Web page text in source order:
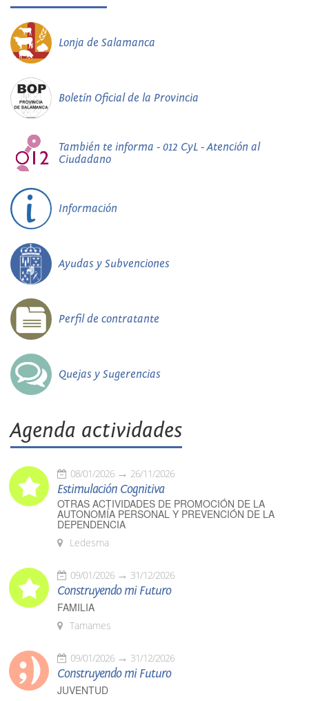
Lonja de Salamanca
Boletín Oficial de la Provincia
También te informa - 012 CyL - Atención al
Ciudadano
Información
Ayudas y Subvenciones
Perfil de contratante
Quejas y Sugerencias
Agenda actividades
08/01/2026 26/11/2026
Estimulación Cognitiva
OTRAS ACTIVIDADES DE PROMOCIÓN DE LA
AUTONOMÍA PERSONAL Y PREVENCIÓN DE LA
DEPENDENCIA
Ledesma
09/01/2026 31/12/2026
Construyendo mi Futuro
FAMILIA
Tamames
09/01/2026 31/12/2026
Construyendo mi Futuro
JUVENTUD